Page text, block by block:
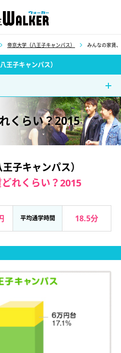
帝京大学（八王子キャンパス） みんなの家賃
王子キャンパス）
くらい？2015
子キャンパス）
れくらい？2015
平均通学時間 18.5分